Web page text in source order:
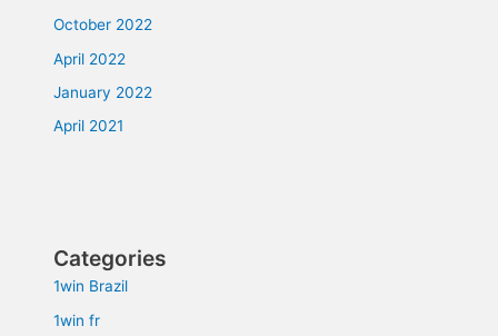
October 2022
April 2022
January 2022
April 2021
Categories
1win Brazil
1win fr